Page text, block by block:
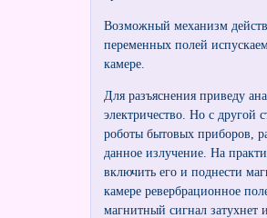
Возможный механизм
переменных полей
камере.
Для разъяснения приведу
электричество. Но с другой
роботы бытовых приборов,
данное излучение. На
включить его и поднести
камере ревербрационное
магнитный сигнал